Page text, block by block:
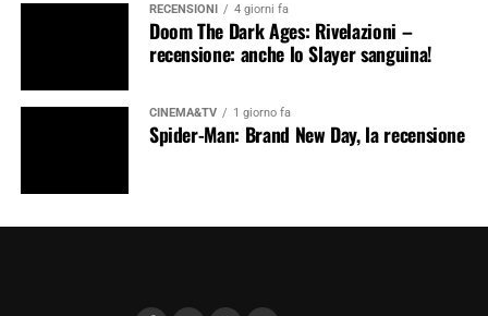
RECENSIONI 4 giorni fa
Doom The Dark Ages: Rivelazioni –
recensione: anche lo Slayer sanguina!
CINEMA&TV 1 giorno fa
Spider-Man: Brand New Day, la recensione